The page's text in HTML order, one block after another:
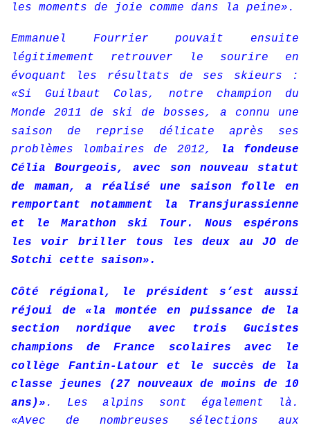
les moments de joie comme dans la peine».
Emmanuel Fourrier pouvait ensuite
légitimement retrouver le sourire en
évoquant les résultats de ses skieurs :
«Si Guilbaut Colas, notre champion du
Monde 2011 de ski de bosses, a connu une
saison de reprise délicate après ses
problèmes lombaires de 2012,
la fondeuse
Célia Bourgeois, avec son nouveau statut
de maman, a réalisé une saison folle en
remportant notamment la Transjurassienne
et le Marathon ski Tour. Nous espérons
les voir briller tous les deux au JO de
Sotchi cette saison».
Côté régional, le président s’est aussi
réjoui de «la montée en puissance de la
section nordique avec trois Gucistes
champions de France scolaires avec le
collège Fantin-Latour et le succès de la
classe jeunes (27 nouveaux de moins de 10
ans)» . Les alpins sont également là.
«Avec de nombreuses sélections aux